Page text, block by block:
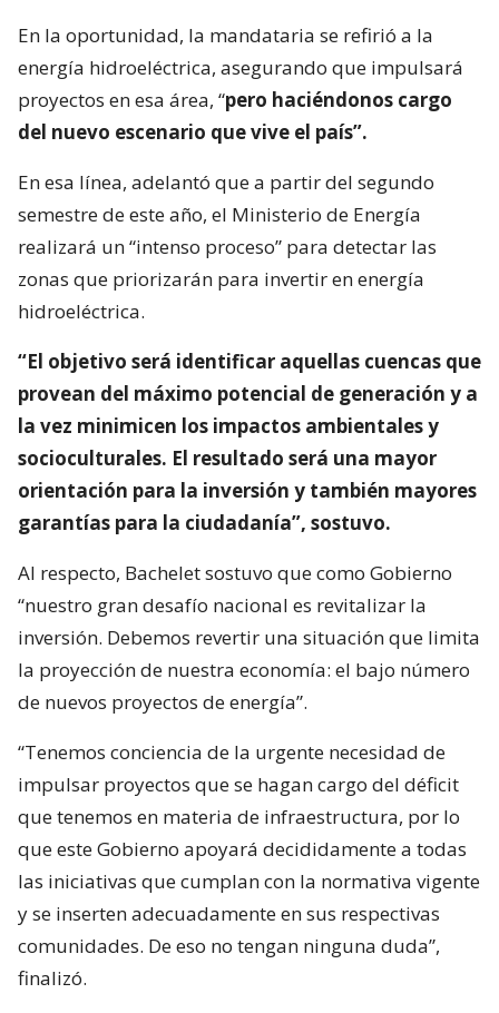
En la oportunidad, la mandataria se refirió a la
energía hidroeléctrica, asegurando que impulsará
proyectos en esa área, “pero haciéndonos cargo
del nuevo escenario que vive el país”.
En esa línea, adelantó que a partir del segundo
semestre de este año, el Ministerio de Energía
realizará un “intenso proceso” para detectar las
zonas que priorizarán para invertir en energía
hidroeléctrica.
“El objetivo será identificar aquellas cuencas que
provean del máximo potencial de generación y a
la vez minimicen los impactos ambientales y
socioculturales. El resultado será una mayor
orientación para la inversión y también mayores
garantías para la ciudadanía”, sostuvo.
Al respecto, Bachelet sostuvo que como Gobierno
“nuestro gran desafío nacional es revitalizar la
inversión. Debemos revertir una situación que limita
la proyección de nuestra economía: el bajo número
de nuevos proyectos de energía”.
“Tenemos conciencia de la urgente necesidad de
impulsar proyectos que se hagan cargo del déficit
que tenemos en materia de infraestructura, por lo
que este Gobierno apoyará decididamente a todas
las iniciativas que cumplan con la normativa vigente
y se inserten adecuadamente en sus respectivas
comunidades. De eso no tengan ninguna duda”,
finalizó.